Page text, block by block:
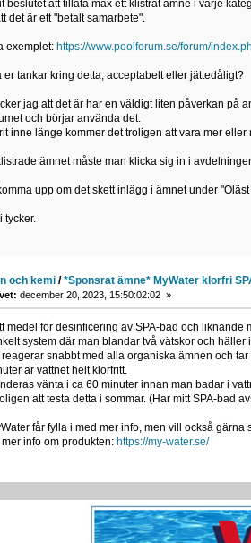
beslutet att tillåta max ett klistrat ämne i varje
det är ett "betalt samarbete".
exemplet: https://www.poolforum.se/forum/
er tankar kring detta, acceptabelt eller jättedåligt?
jag att det är har en väldigt liten påverkan på
och börjar använda det.
inne länge kommer det troligen att vara mer
ämnet måste man klicka sig in i
upp om det skett inlägg i ämnet under
tycker.
och kemi /*Sponsrat ämne* MyWater klorfri
december 20, 2023, 15:50:02:02 »
medel för desinficering av SPA-bad och liknande
system där man blandar två vätskor och häller
reagerar snabbt med alla organiska ämnen och
är vattnet helt klorfritt.
vänta i ca 60 minuter innan man badar i
att testa detta i sommar. (Har mitt SPA-bad
får fylla i med mer info, men vill också gärna
info om produkten: https://my-water.se/